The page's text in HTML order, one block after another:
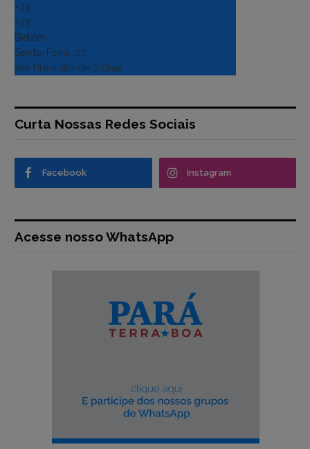
+33°
+23°
Belém
Sexta-Feira, 07
Ver Previsão de 7 Dias
Curta Nossas Redes Sociais
Facebook Instagram
Acesse nosso WhatsApp